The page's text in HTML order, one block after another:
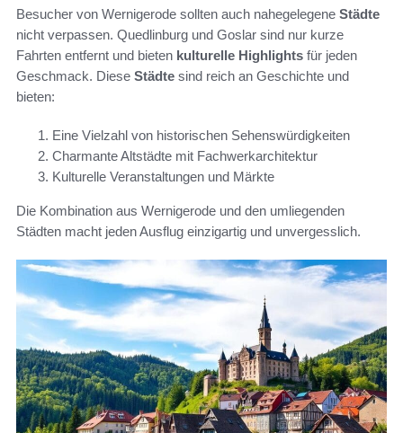
Besucher von Wernigerode sollten auch nahegelegene Städte
nicht verpassen. Quedlinburg und Goslar sind nur kurze
Fahrten entfernt und bieten kulturelle Highlights für jeden
Geschmack. Diese Städte sind reich an Geschichte und
bieten:
Eine Vielzahl von historischen Sehenswürdigkeiten
Charmante Altstädte mit Fachwerkarchitektur
Kulturelle Veranstaltungen und Märkte
Die Kombination aus Wernigerode und den umliegenden
Städten macht jeden Ausflug einzigartig und unvergesslich.